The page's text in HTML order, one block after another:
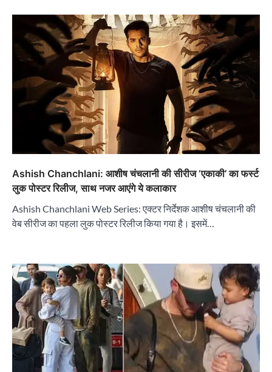
Ashish Chanchlani: आशीष चंचलानी की सीरीज ‘एकाकी’ का फर्स्ट
लुक पोस्टर रिलीज, साथ नजर आएंगे ये कलाकार
Ashish Chanchlani Web Series: एक्टर निर्देशक आशीष चंचलानी की
वेब सीरीज का पहला लुक पोस्टर रिलीज किया गया है। इसमें…